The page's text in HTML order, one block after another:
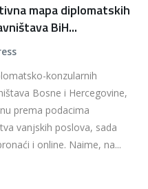
mapa diplomatskih
BiH...
konzularnih
Bosne i Hercegovine,
prema podacima
vanjskih poslova, sada
i online. Naime, na...